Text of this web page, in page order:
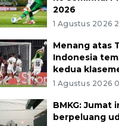
2026
1 Agustus 2026
Menang atas
Indonesia
kedua
1 Agustus 2026
BMKG: Jumat
berpeluang